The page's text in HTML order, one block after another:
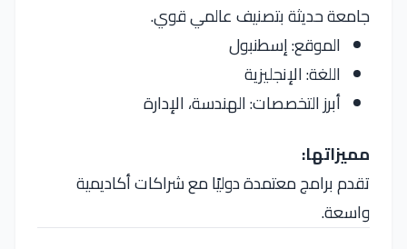
جامعة حديثة بتصنيف عالمي قوي.
الموقع: إسطنبول
اللغة: الإنجليزية
أبرز التخصصات: الهندسة، الإدارة
مميزاتها:
تقدم برامج معتمدة دوليًا مع شراكات أكاديمية
واسعة.